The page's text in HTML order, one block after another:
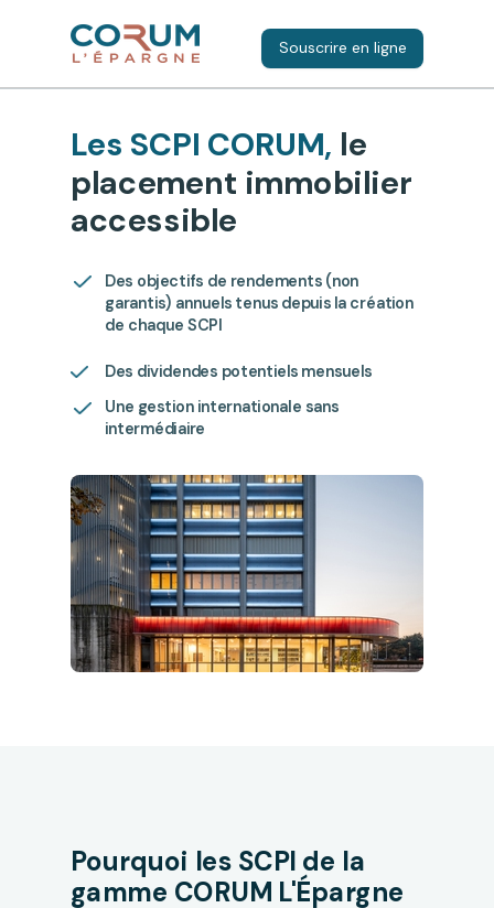
Les SCPI CORUM, le
placement immobilier
accessible
Des objectifs de rendements (non
garantis) annuels tenus depuis la création
de chaque SCPI
Une gestion internationale sans
intermédiaire
Des dividendes potentiels mensuels
Pourquoi les SCPI de la
gamme CORUM L'Épargne
Souscrire en ligne